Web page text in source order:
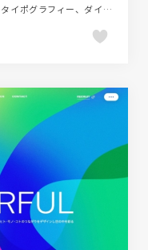
スクロールエフェクト、スタイリッシュ、タイポグラフィー、ダイナミック、デザイン・アート・音楽・文芸、ブラック系 、ポートフォリオ、モーション多め